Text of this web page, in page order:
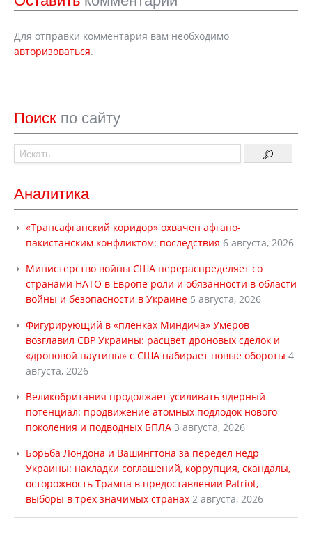
Для отправки комментария вам необходимо
авторизоваться.
Поиск по сайту
Аналитика
«Трансафганский коридор» охвачен афгано-
пакистанским конфликтом: последствия 6 августа, 2026
Министерство войны США перераспределяет со
странами НАТО в Европе роли и обязанности в области
войны и безопасности в Украине 5 августа, 2026
Фигурирующий в «пленках Миндича» Умеров
возглавил СВР Украины: расцвет дроновых сделок и
«дроновой паутины» с США набирает новые обороты 4
августа, 2026
Великобритания продолжает усиливать ядерный
потенциал: продвижение атомных подлодок нового
поколения и подводных БПЛА 3 августа, 2026
Борьба Лондона и Вашингтона за передел недр
Украины: накладки соглашений, коррупция, скандалы,
осторожность Трампа в предоставлении Patriot,
выборы в трех значимых странах 2 августа, 2026